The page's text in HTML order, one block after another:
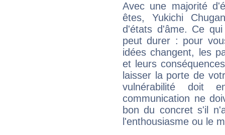
Avec une majorité
êtes, Yukichi
d'états d'âme. Ce
peut durer : pour
idées changent, les
et leurs
laisser la porte de
vulnérabilité doit
communication ne
bon du concret s'il
l'enthousiasme ou le